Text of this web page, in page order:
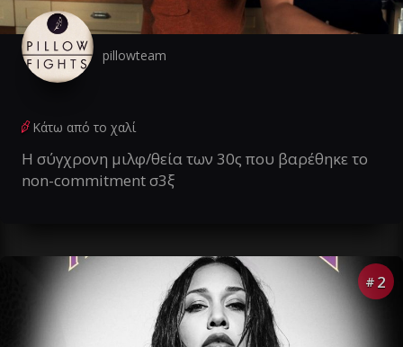
pillowteam
Κάτω από το χαλί
Η σύγχρονη μιλφ/θεία των 30ς που βαρέθηκε το
non-commitment σ3ξ
# 2